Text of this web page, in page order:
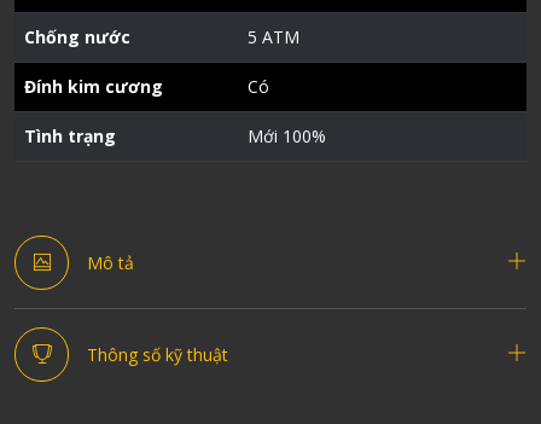
Chống nước 5 ATM
Đính kim cương Có
Tình trạng Mới 100%
Mô tả
Thông số kỹ thuật